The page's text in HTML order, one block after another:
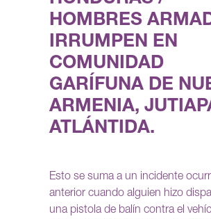
HOMBRES
IRRUMPEN EN
COMUNIDAD
GARÍFUNA DE
ARMENIA,
ATLÁNTIDA.
Esto se suma a un incidente
anterior cuando alguien hizo
una pistola de balín contra el